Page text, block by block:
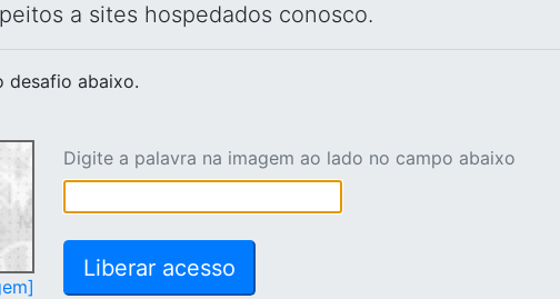
a sites hospedados conosco.
desafio abaixo.
Digite a palavra na imagem ao lado no campo abaixo